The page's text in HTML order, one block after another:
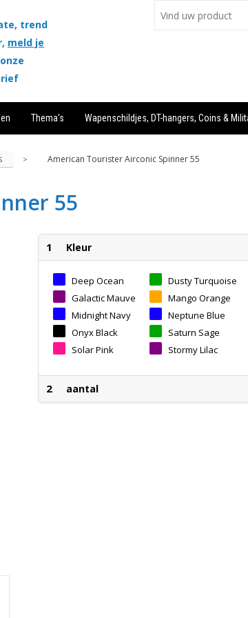
trend
meld je
Thema's Wapenschildjes, DT-hangers, Coins &
> American Tourister Airconic Spinner 55
55
1 Kleur
Deep Ocean
Dusty Turquoise
Galactic Mauve
Mango Orange
Midnight Navy
Neptune Blue
Onyx Black
Saturn Sage
Solar Pink
Stormy Lilac
2 aantal